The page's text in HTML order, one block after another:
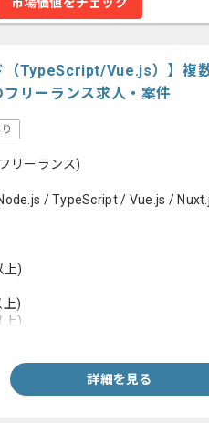
（TypeScript/Vue.js）】複
リーランス求人・案件
リーランス)
/ TypeScript / Vue.js /
上)
上)
上)
年以上)
詳細を見る